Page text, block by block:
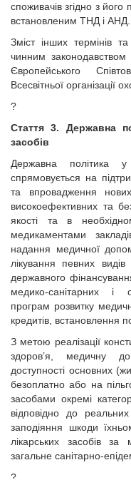
споживачів згідно з
встановленим ТНД і АНД.
Зміст інших термінів
чинним
Європейського
Всесвітньої організації
?
Стаття 3. Державна
засобів
Державна політика у
спрямовується на
та впровадження
високоефективних та
якості та в
медикаментами
надання медичної
лікування певних
державного
медико-санітарних і
програм розвитку
кредитів, встановлення
З метою реалізації
здоров’я, медичну
доступності основних
безоплатно або на
засобами окремі
відповідно до
заподіяння шкоди
лікарських засобів
загальне санітарно-
?